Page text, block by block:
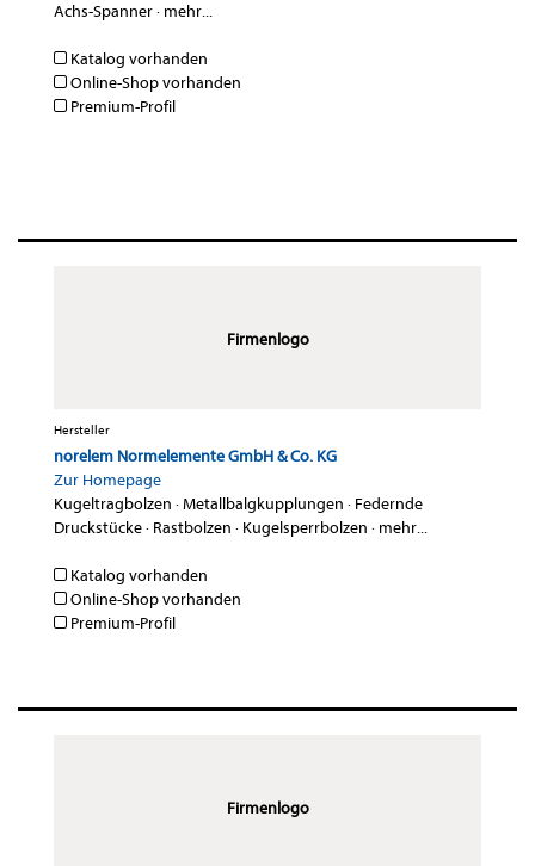
Achs-Spanner· mehr...
Katalog vorhanden
Online-Shop vorhanden
Premium-Profil
Firmenlogo
Hersteller
norelem Normelemente GmbH & Co. KG
Zur Homepage
Kugeltragbolzen ·Metallbalgkupplungen · Federnde
Druckstücke· Rastbolzen · Kugelsperrbolzen · mehr...
Katalog vorhanden
Online-Shop vorhanden
Premium-Profil
Firmenlogo